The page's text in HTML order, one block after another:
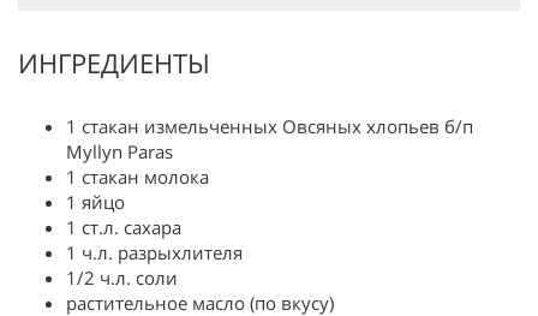
ИНГРЕДИЕНТЫ
1 стакан измельченных Овсяных хлопьев б/п
Myllyn Paras
1 стакан молока
1 яйцо
1 ст.л. сахара
1 ч.л. разрыхлителя
1/2 ч.л. соли
растительное масло (по вкусу)